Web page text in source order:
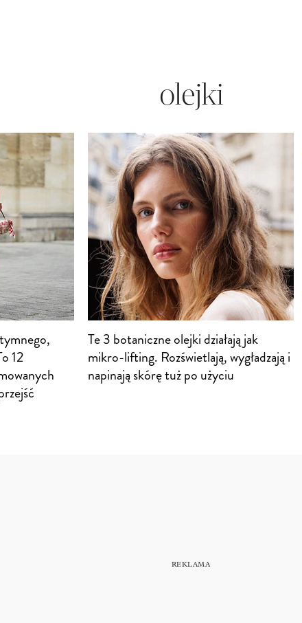
olejki
12
Te 3 botaniczne olejki działają jak
mikro-lifting. Rozświetlają, wygładzają i
napinają skórę tuż po użyciu